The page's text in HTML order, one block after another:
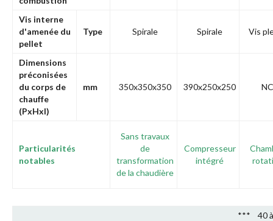
Vis interne
d'amenée du
pellet
Type Spirale Spirale Vis
Dimensions
préconisées
du corps de
chauffe
(PxHxl)
mm 350x350x350 390x250x250 NC
Particularités
notables
Sans travaux
de
transformation
de la chaudière
Compresseur
intégré
*** 40